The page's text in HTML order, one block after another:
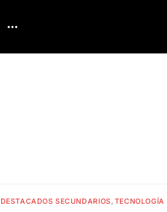
DESTACADOS SECUNDARIOS TECNOLOGÍA